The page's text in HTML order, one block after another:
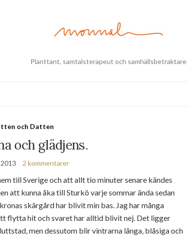
Planttant, samtalsterapeut och samhällsbetraktare
och Datten
och glädjens.
2 kommentarer
till Sverige och att allt tio minuter senare kändes
att kunna åka till Sturkö varje sommar ända sedan
skärgård har blivit min bas. Jag har många
flytta hit och svaret har alltid blivit nej. Det ligger
men dessutom blir vintrarna långa, blåsiga och